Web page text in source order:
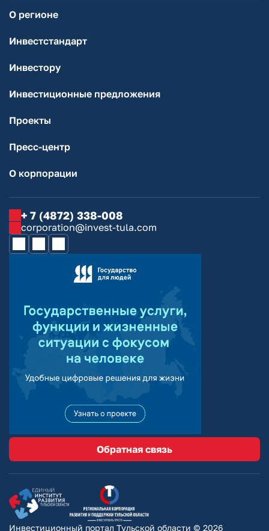
О регионе
Инвестстандарт
Инвестору
Инвестиционные предложения
Проекты
Пресс-центр
О корпорации
+ 7 (4872) 338-008
corporation@invest-tula.com
Обратная связь
Инвестиционный портал Тульской области © 2026